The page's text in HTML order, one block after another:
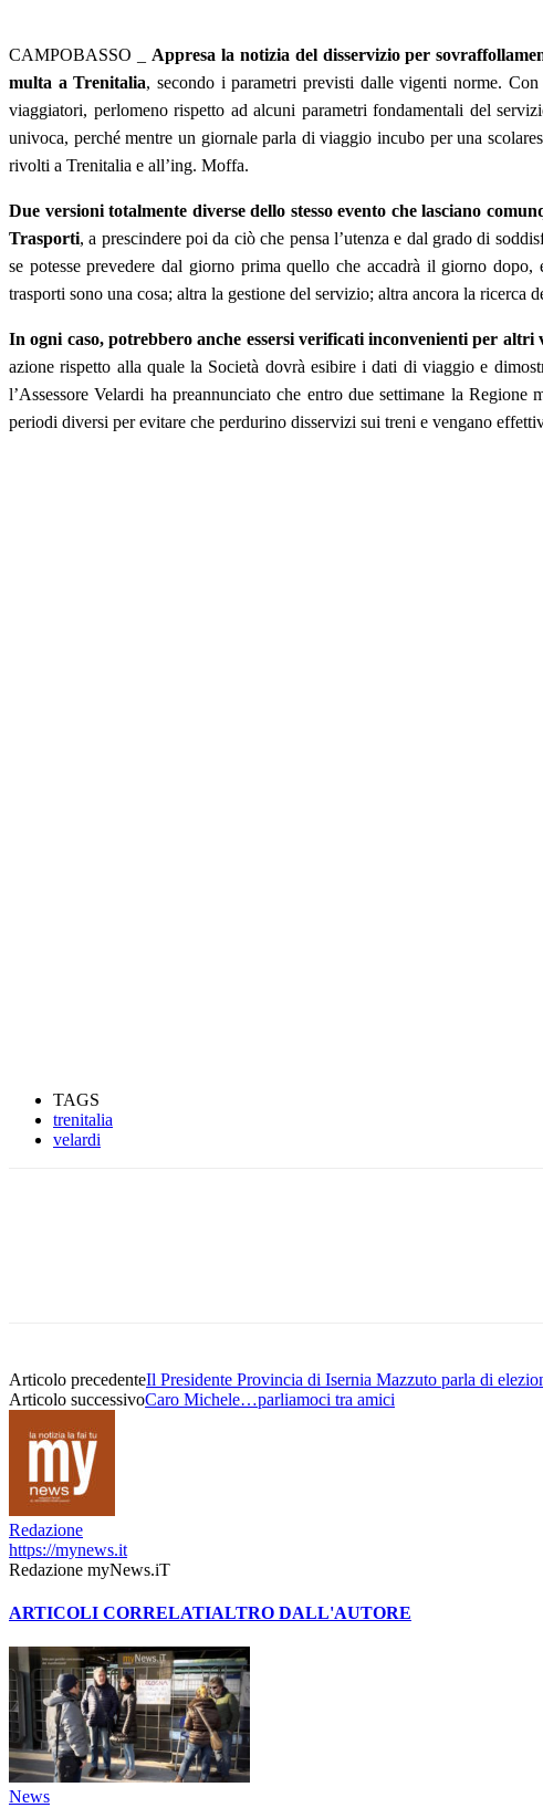
CAMPOBASSO _ Appresa la notizia del disservizio per
multa a Trenitalia, secondo i parametri previsti dalle vigenti norme.
viaggiatori, perlomeno rispetto ad alcuni parametri fondamentali del
univoca, perché mentre un giornale parla di viaggio incubo per una
rivolti a Trenitalia e all’ing. Moffa.
Due versioni totalmente diverse dello stesso evento che lasciano
Trasporti, a prescindere poi da ciò che pensa l’utenza e dal grado di
se potesse prevedere dal giorno prima quello che accadrà il giorno
trasporti sono una cosa; altra la gestione del servizio; altra ancora la ricerca
In ogni caso, potrebbero anche essersi verificati inconvenienti per
azione rispetto alla quale la Società dovrà esibire i dati di viaggio e
l’Assessore Velardi ha preannunciato che entro due settimane la
periodi diversi per evitare che perdurino disservizi sui treni e vengano
TAGS
trenitalia
velardi
Articolo precedenteIl Presidente Provincia di Isernia Mazzuto parla di
Articolo successivoCaro Michele…parliamoci tra amici
Redazione
https://mynews.it
Redazione myNews.iT
ARTICOLI CORRELATIALTRO DALL'AUTORE
News